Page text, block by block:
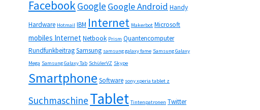
FacebookGoogle Google Android Handy
Hardware Hotmail IBM Internet Makerbot Microsoft
mobiles InternetNetbook Prism Quantencomputer
RundfunkbeitragSamsung samsung galaxy fame Samsung Galaxy
Mega Samsung Galaxy Tab SchülerVZ Skype
Smartphone Software sony xperia tablet z
Suchmaschine Tablet Tintenpatronen Twitter